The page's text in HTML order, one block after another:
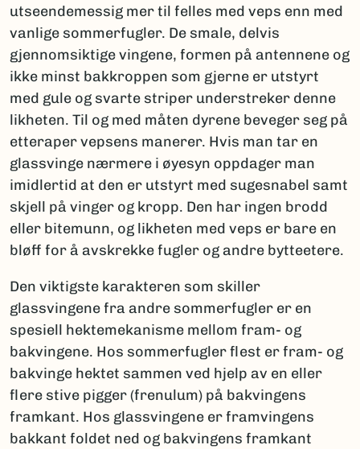
utseendemessig mer til felles med veps enn med
vanlige sommerfugler. De smale, delvis
gjennomsiktige vingene, formen på antennene og
ikke minst bakkroppen som gjerne er utstyrt
med gule og svarte striper understreker denne
likheten. Til og med måten dyrene beveger seg på
etteraper vepsens manerer. Hvis man tar en
glassvinge nærmere i øyesyn oppdager man
imidlertid at den er utstyrt med sugesnabel samt
skjell på vinger og kropp. Den har ingen brodd
eller bitemunn, og likheten med veps er bare en
bløff for å avskrekke fugler og andre bytteetere.
Den viktigste karakteren som skiller
glassvingene fra andre sommerfugler er en
spesiell hektemekanisme mellom fram- og
bakvingene. Hos sommerfugler flest er fram- og
bakvinge hektet sammen ved hjelp av en eller
flere stive pigger (frenulum) på bakvingens
framkant. Hos glassvingene er framvingens
bakkant foldet ned og bakvingens framkant